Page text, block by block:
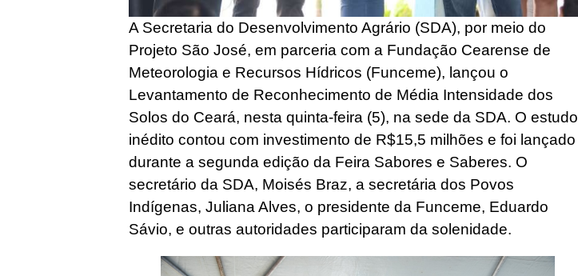
A Secretaria do Desenvolvimento Agrário (SDA), por meio do
Projeto São José, em parceria com a Fundação Cearense de
Meteorologia e Recursos Hídricos (Funceme), lançou o
Levantamento de Reconhecimento de Média Intensidade dos
Solos do Ceará, nesta quinta-feira (5), na sede da SDA. O estudo
inédito contou com investimento de R$15,5 milhões e foi lançado
durante a segunda edição da Feira Sabores e Saberes. O
secretário da SDA, Moisés Braz, a secretária dos Povos
Indígenas, Juliana Alves, o presidente da Funceme, Eduardo
Sávio, e outras autoridades participaram da solenidade.